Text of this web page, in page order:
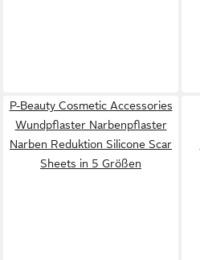
P-Beauty Cosmetic Accessories
Wundpflaster Narbenpflaster
Narben Reduktion Silicone Scar
Sheets in 5 Größen